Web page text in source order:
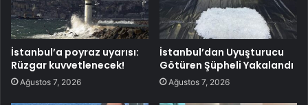
İstanbul’a poyraz uyarısı:
Rüzgar kuvvetlenecek!
Ağustos 7, 2026
İstanbul’dan Uyuşturucu
Götüren Şüpheli Yakalandı
Ağustos 7, 2026